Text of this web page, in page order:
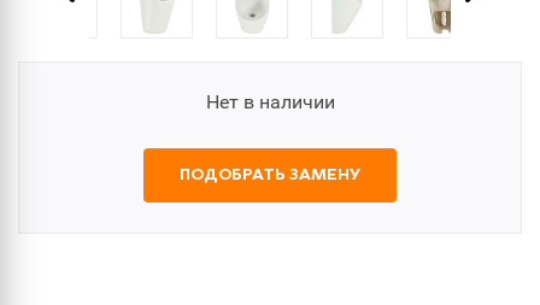
Нет в наличии
ПОДОБРАТЬ ЗАМЕНУ